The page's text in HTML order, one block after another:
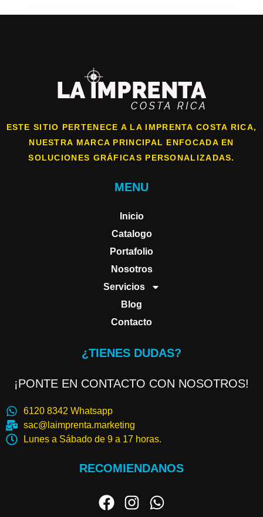
ESTE SITIO PERTENECE A LA IMPRENTA COSTA RICA,
NUESTRA MARCA PRINCIPAL ENFOCADA EN
SOLUCIONES GRÁFICAS PERSONALIZADAS.
MENU
Inicio
Catalogo
Portafolio
Nosotros
Servicios
Blog
Contacto
¿TIENES DUDAS?
¡PONTE EN CONTACTO CON NOSOTROS!
6120 8342 Whatsapp
sac@laimprenta.marketing
Lunes a Sábado de 9 a 17 horas.
RECOMIENDANOS